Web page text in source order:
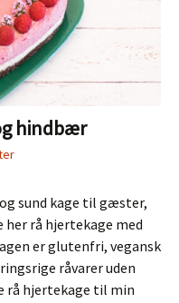
hindbær
sund kage til gæster,
her rå hjertekage med
er glutenfri, vegansk
råvarer uden
rå hjertekage til min